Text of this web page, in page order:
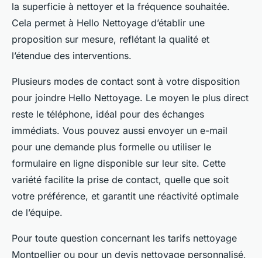
la superficie à nettoyer et la fréquence souhaitée.
Cela permet à Hello Nettoyage d’établir une
proposition sur mesure, reflétant la qualité et
l’étendue des interventions.
Plusieurs modes de contact sont à votre disposition
pour joindre Hello Nettoyage. Le moyen le plus direct
reste le téléphone, idéal pour des échanges
immédiats. Vous pouvez aussi envoyer un e-mail
pour une demande plus formelle ou utiliser le
formulaire en ligne disponible sur leur site. Cette
variété facilite la prise de contact, quelle que soit
votre préférence, et garantit une réactivité optimale
de l’équipe.
Pour toute question concernant les tarifs nettoyage
Montpellier ou pour un devis nettoyage personnalisé,